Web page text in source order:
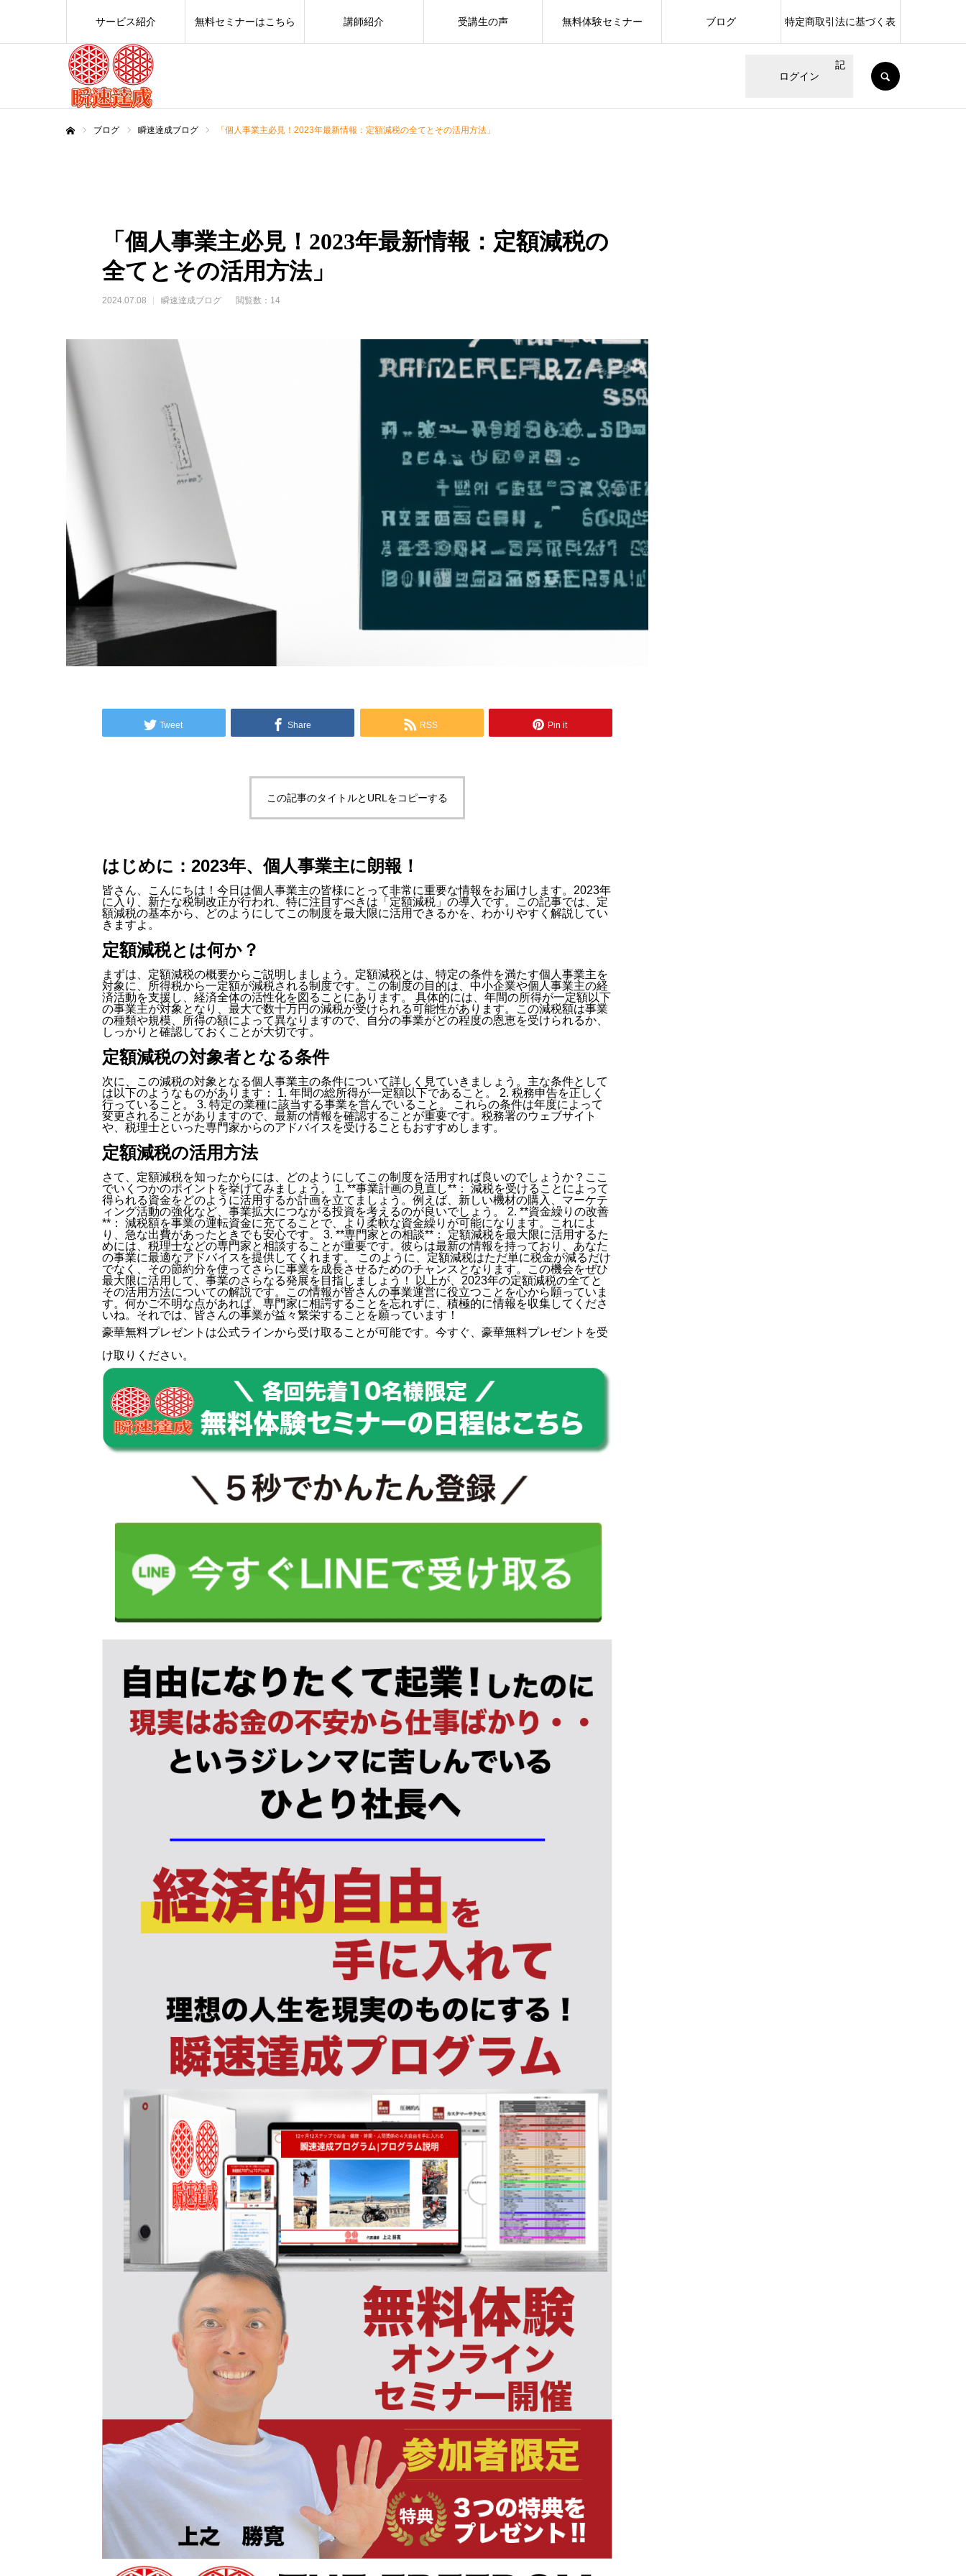
ログイン
サービス紹介 無料セミナーはこちら 講師紹介 受講生の声 無料体験セミナー ブログ 特定商取引法に基づく表
記
ブログ 瞬速達成ブログ 「個人事業主必見！2023年最新情報：定額減税の全てとその活用方法」
「個人事業主必見！2023年最新情報：定額減税の
全てとその活用方法」
2024.07.08 瞬速達成ブログ 閲覧数：14
Tweet Share RSS Pin it
この記事のタイトルとURLをコピーする
はじめに：2023年、個人事業主に朗報！
皆さん、こんにちは！今日は個人事業主の皆様にとって非常に重要な情報をお届けします。2023年
に入り、新たな税制改正が行われ、特に注目すべきは「定額減税」の導入です。この記事では、定
額減税の基本から、どのようにしてこの制度を最大限に活用できるかを、わかりやすく解説してい
きますよ。
定額減税とは何か？
まずは、定額減税の概要からご説明しましょう。定額減税とは、特定の条件を満たす個人事業主を
対象に、所得税から一定額が減税される制度です。この制度の目的は、中小企業や個人事業主の経
済活動を支援し、経済全体の活性化を図ることにあります。 具体的には、年間の所得が一定額以下
の事業主が対象となり、最大で数十万円の減税が受けられる可能性があります。この減税額は事業
の種類や規模、所得の額によって異なりますので、自分の事業がどの程度の恩恵を受けられるか、
しっかりと確認しておくことが大切です。
定額減税の対象者となる条件
次に、この減税の対象となる個人事業主の条件について詳しく見ていきましょう。主な条件として
は以下のようなものがあります： 1. 年間の総所得が一定額以下であること。 2. 税務申告を正しく
行っていること。 3. 特定の業種に該当する事業を営んでいること。 これらの条件は年度によって
変更されることがありますので、最新の情報を確認することが重要です。税務署のウェブサイト
や、税理士といった専門家からのアドバイスを受けることもおすすめします。
定額減税の活用方法
さて、定額減税を知ったからには、どのようにしてこの制度を活用すれば良いのでしょうか？ここ
でいくつかのポイントを挙げてみましょう。 1. **事業計画の見直し**： 減税を受けることによって
得られる資金をどのように活用するか計画を立てましょう。例えば、新しい機材の購入、マーケテ
ィング活動の強化など、事業拡大につながる投資を考えるのが良いでしょう。 2. **資金繰りの改善
**： 減税額を事業の運転資金に充てることで、より柔軟な資金繰りが可能になります。これによ
り、急な出費があったときでも安心です。 3. **専門家との相談**： 定額減税を最大限に活用するた
めには、税理士などの専門家と相談することが重要です。彼らは最新の情報を持っており、あなた
の事業に最適なアドバイスを提供してくれます。 このように、定額減税はただ単に税金が減るだけ
でなく、その節約分を使ってさらに事業を成長させるためのチャンスとなります。この機会をぜひ
最大限に活用して、事業のさらなる発展を目指しましょう！ 以上が、2023年の定額減税の全てと
その活用方法についての解説です。この情報が皆さんの事業運営に役立つことを心から願っていま
す。何かご不明な点があれば、専門家に相諤することを忘れずに、積極的に情報を収集してくださ
いね。それでは、皆さんの事業が益々繁栄することを願っています！
豪華無料プレゼントは公式ラインから受け取ることが可能です。今すぐ、豪華無料プレゼントを受
け取りください。